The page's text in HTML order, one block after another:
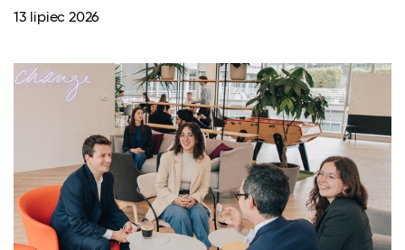
13 lipiec 2026